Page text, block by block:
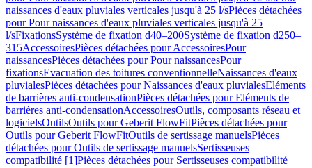
naissances d'eaux pluviales verticales jusqu'à 25 l/sPièces détachées
pour Pour naissances d'eaux pluviales verticales jusqu'à 25
l/sFixationsSystème de fixation d40–200Système de fixation d250–
315AccessoiresPièces détachées pour AccessoiresPour
naissancesPièces détachées pour Pour naissancesPour
fixationsEvacuation des toitures conventionnelleNaissances d'eaux
pluvialesPièces détachées pour Naissances d'eaux pluvialesEléments
de barrières anti-condensationPièces détachées pour Eléments de
barrières anti-condensationAccessoiresOutils, composants réseau et
logicielsOutilsOutils pour Geberit FlowFitPièces détachées pour
Outils pour Geberit FlowFitOutils de sertissage manuelsPièces
détachées pour Outils de sertissage manuelsSertisseuses
compatibilité [1]Pièces détachées pour Sertisseuses compatibilité